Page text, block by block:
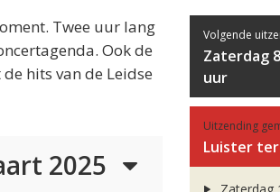
Twee uur lang
Ook de
hits van de Leidse
2025
Volgende
Zaterdag
uur
Uitzending
Luister